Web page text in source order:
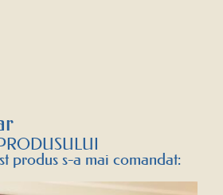
produs s-a mai comandat: